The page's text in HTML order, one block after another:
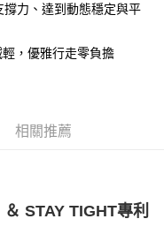
力、達到動態穩定與平
，優雅行走零負擔
相關推薦
STAY TIGHT專利